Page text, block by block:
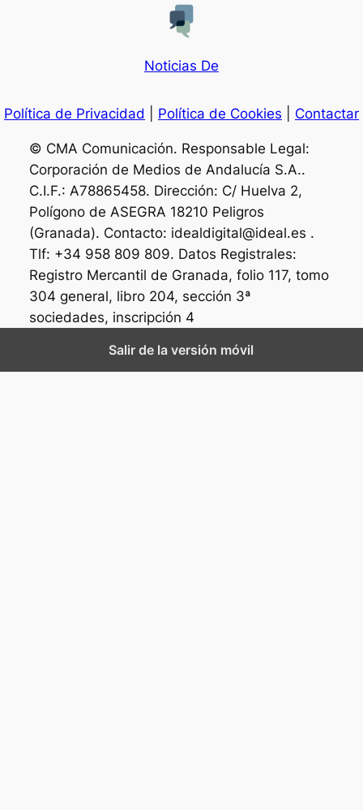
Noticias De
Política de Privacidad Política de Cookies Contactar
© CMA Comunicación. Responsable Legal:
Corporación de Medios de Andalucía S.A..
C.I.F.: A78865458. Dirección: C/ Huelva 2,
Polígono de ASEGRA 18210 Peligros
(Granada). Contacto: idealdigital@ideal.es .
Tlf: +34 958 809 809. Datos Registrales:
Registro Mercantil de Granada, folio 117, tomo
304 general, libro 204, sección 3ª
sociedades, inscripción 4
Salir de la versión móvil